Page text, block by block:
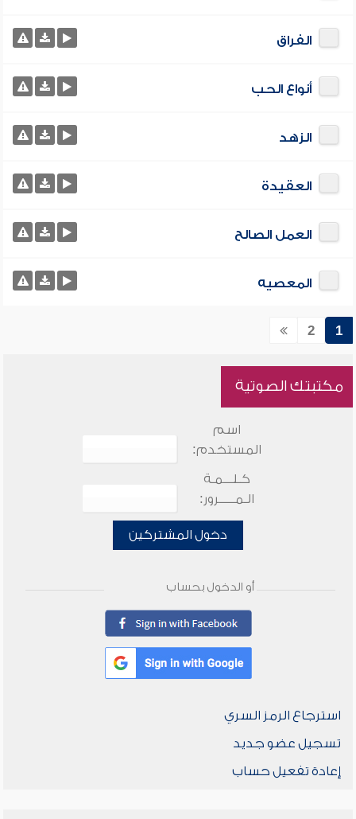
الفراق
أنواع الحب
الزهد
العقيدة
العمل الصالح
المعصيه
1
2
مكتبتك الصوتية
اسم
المستخدم:
كـلـــمـة
الـمـــــرور:
دخول المشتركين
أو الدخول بحساب
استرجاع الرمز السري
تسجيل عضو جديد
إعادة تفعيل حساب